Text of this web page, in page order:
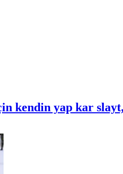
kendin yap kar